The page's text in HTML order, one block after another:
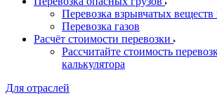
Перевозка взрывчатых веществ
Перевозка газов
Расчёт стоимости перевозки
Рассчитайте стоимость
калькулятора
Для отраслей